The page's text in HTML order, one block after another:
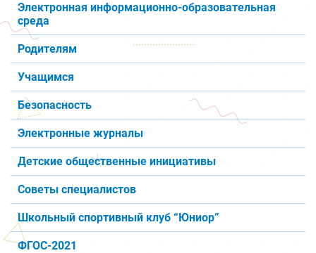
Электронная информационно-образовательная
среда
Родителям
Учащимся
Безопасность
Электронные журналы
Детские общественные инициативы
Советы специалистов
Школьный спортивный клуб “Юниор”
ФГОС-2021